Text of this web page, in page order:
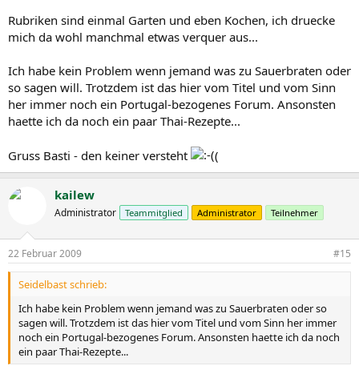
Rubriken sind einmal Garten und eben Kochen, ich druecke
mich da wohl manchmal etwas verquer aus...
Ich habe kein Problem wenn jemand was zu Sauerbraten oder
so sagen will. Trotzdem ist das hier vom Titel und vom Sinn
her immer noch ein Portugal-bezogenes Forum. Ansonsten
haette ich da noch ein paar Thai-Rezepte...
Gruss Basti - den keiner versteht (
kailew
Administrator Teammitglied Administrator Teilnehmer
22 Februar 2009 #15
Seidelbast schrieb:
Ich habe kein Problem wenn jemand was zu Sauerbraten oder so
sagen will. Trotzdem ist das hier vom Titel und vom Sinn her immer
noch ein Portugal-bezogenes Forum. Ansonsten haette ich da noch
ein paar Thai-Rezepte...